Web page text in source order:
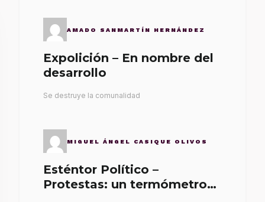
AMADO SANMARTÍN HERNÁNDEZ
Expolición – En nombre del
desarrollo
Se destruye la comunalidad
MIGUEL ÁNGEL CASIQUE OLIVOS
Esténtor Político –
Protestas: un termómetro